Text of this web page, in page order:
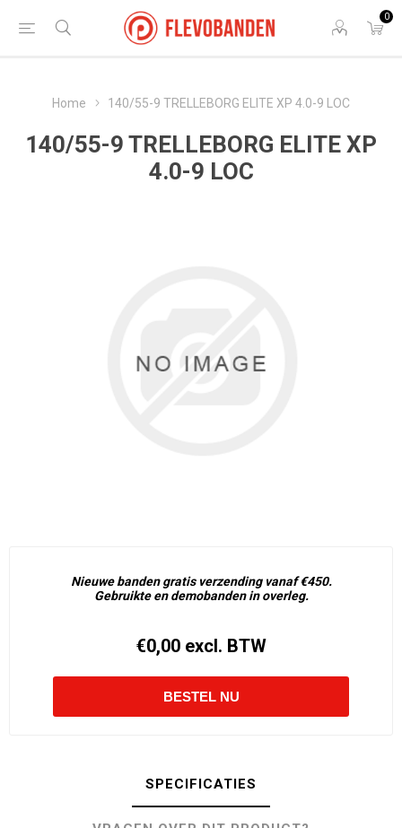
0
Home 140/55-9 TRELLEBORG ELITE XP 4.0-9 LOC
140/55-9 TRELLEBORG ELITE XP
4.0-9 LOC
Nieuwe banden gratis verzending vanaf €450.
Gebruikte en demobanden in overleg.
€0,00 excl. BTW
SPECIFICATIES